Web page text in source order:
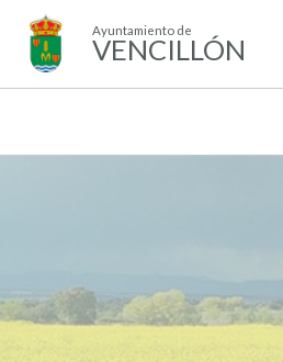
Ayuntamiento de
VENCILLÓN